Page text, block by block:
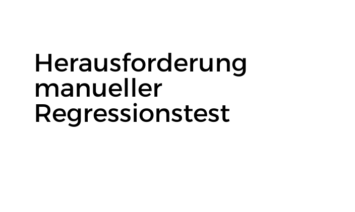
Herausforderung
manueller
Regressionstest